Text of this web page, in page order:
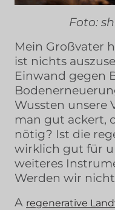
Foto:
Mein Großvater
ist nichts
Einwand gegen
Wussten unsere
man gut ackert,
nötig? Ist die
wirklich gut für
weiteres
Werden wir
A regenerative